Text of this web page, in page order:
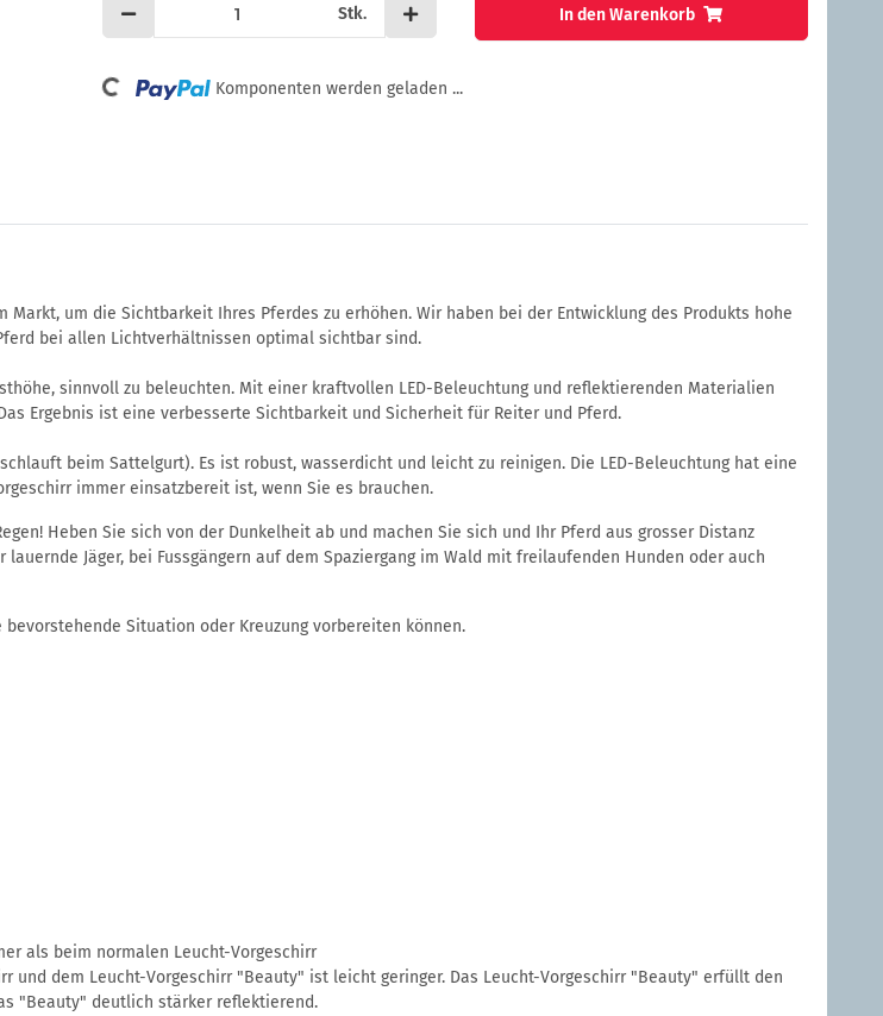
Stk. In den Warenkorb
Loading... Komponenten werden geladen ...
um die Sichtbarkeit Ihres Pferdes zu erhöhen. Wir haben bei der Entwicklung des Produkts hohe
bei allen Lichtverhältnissen optimal sichtbar sind.
sinnvoll zu beleuchten. Mit einer kraftvollen LED-Beleuchtung und reflektierenden Materialien
Ergebnis ist eine verbesserte Sichtbarkeit und Sicherheit für Reiter und Pferd.
beim Sattelgurt). Es ist robust, wasserdicht und leicht zu reinigen. Die LED-Beleuchtung hat eine
immer einsatzbereit ist, wenn Sie es brauchen.
Heben Sie sich von der Dunkelheit ab und machen Sie sich und Ihr Pferd aus grosser Distanz
Jäger, bei Fussgängern auf dem Spaziergang im Wald mit freilaufenden Hunden oder auch
Situation oder Kreuzung vorbereiten können.
als beim normalen Leucht-Vorgeschirr
und dem Leucht-Vorgeschirr "Beauty" ist leicht geringer. Das Leucht-Vorgeschirr "Beauty" erfüllt den
"Beauty" deutlich stärker reflektierend.